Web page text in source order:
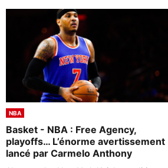
NBA
Basket - NBA : Free Agency,
playoffs… L’énorme avertissement
lancé par Carmelo Anthony